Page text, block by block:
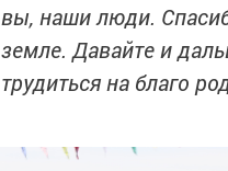
вы, наши люди.
земле. Давайте и
трудиться на благо